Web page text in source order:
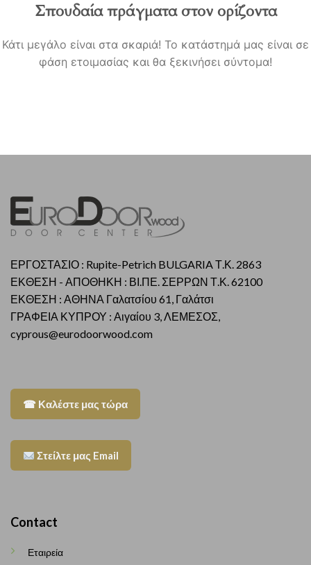
Σπουδαία πράγματα στον ορίζοντα
Κάτι μεγάλο είναι στα σκαριά! Το κατάστημά μας είναι σε
φάση ετοιμασίας και θα ξεκινήσει σύντομα!
ΕΡΓΟΣΤΑΣΙΟ : Rupite-Petrich BULGARIA Τ.Κ. 2863
ΕΚΘΕΣΗ - ΑΠΟΘΗΚΗ : ΒΙ.ΠΕ. ΣΕΡΡΩΝ Τ.Κ. 62100
ΕΚΘΕΣΗ : ΑΘΗΝΑ Γαλατσίου 61, Γαλάτσι
ΓΡΑΦΕΙΑ ΚΥΠΡΟΥ : Αιγαίου 3, ΛΕΜΕΣΟΣ,
cyprous@eurodoorwood.com
☎ Καλέστε μας τώρα
Στείλτε μας Email
Contact
Εταιρεία